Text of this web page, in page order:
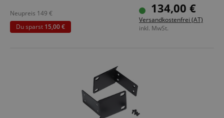
DAC Dynamikumfang: 126 dB
48 Volt Phantomspeisung
134,00 €
Versandkostenfrei (AT)
inkl. MwSt.
Neupreis 149 €
Du sparst 15,00 €